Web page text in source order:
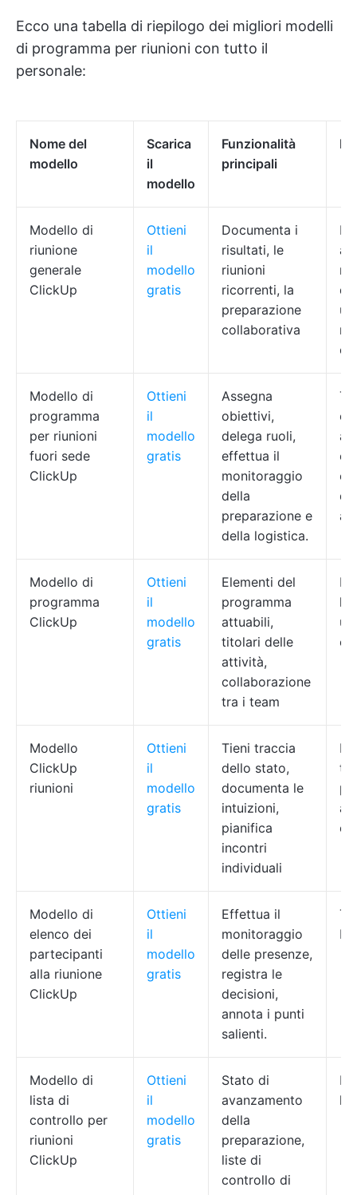
Ecco una tabella di riepilogo dei migliori modelli
di programma per riunioni con tutto il
personale:
Nome del
modello
Scarica
il
modello
Funzionalità
principali
Modello di
riunione
generale
ClickUp
Ottieni
il
modello
gratis
Documenta i
risultati, le
riunioni
ricorrenti, la
preparazione
collaborativa
Modello di
programma
per riunioni
fuori sede
ClickUp
Ottieni
il
modello
gratis
Assegna
obiettivi,
delega ruoli,
effettua il
monitoraggio
della
preparazione e
della logistica.
di
Modello di
programma
ClickUp
Ottieni
il
modello
gratis
Elementi del
programma
attuabili,
titolari delle
attività,
collaborazione
tra i team
Modello
ClickUp
riunioni
Ottieni
il
modello
gratis
Tieni traccia
dello stato,
documenta le
intuizioni,
pianifica
incontri
individuali
a
Modello di
elenco dei
partecipanti
alla riunione
ClickUp
Ottieni
il
modello
gratis
Effettua il
monitoraggio
delle presenze,
registra le
decisioni,
annota i punti
salienti.
Modello di
lista di
controllo per
riunioni
ClickUp
Ottieni
il
modello
gratis
Stato di
avanzamento
della
preparazione,
liste di
controllo di